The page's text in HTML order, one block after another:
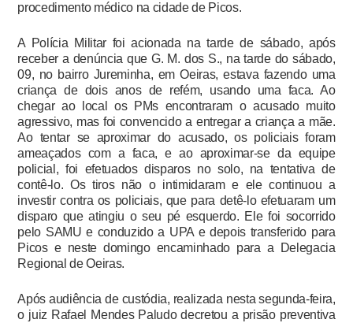
procedimento médico na cidade de Picos.
A Polícia Militar foi acionada na tarde de sábado, após
receber a denúncia que G. M. dos S., na tarde do sábado,
09, no bairro Jureminha, em Oeiras, estava fazendo uma
criança de dois anos de refém, usando uma faca. Ao
chegar ao local os PMs encontraram o acusado muito
agressivo, mas foi convencido a entregar a criança a mãe.
Ao tentar se aproximar do acusado, os policiais foram
ameaçados com a faca, e ao aproximar-se da equipe
policial, foi efetuados disparos no solo, na tentativa de
contê-lo. Os tiros não o intimidaram e ele continuou a
investir contra os policiais, que para detê-lo efetuaram um
disparo que atingiu o seu pé esquerdo. Ele foi socorrido
pelo SAMU e conduzido a UPA e depois transferido para
Picos e neste domingo encaminhado para a Delegacia
Regional de Oeiras.
Após audiência de custódia, realizada nesta segunda-feira,
o juiz Rafael Mendes Paludo decretou a prisão preventiva